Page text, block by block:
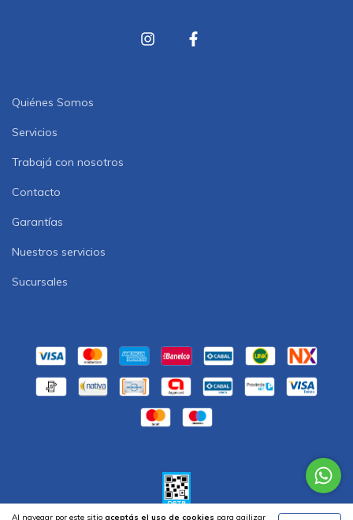
Al navegar por este sitio aceptás el uso de cookies para agilizar
Quiénes Somos
Servicios
Trabajá con nosotros
Contacto
Garantías
Nuestros servicios
Sucursales